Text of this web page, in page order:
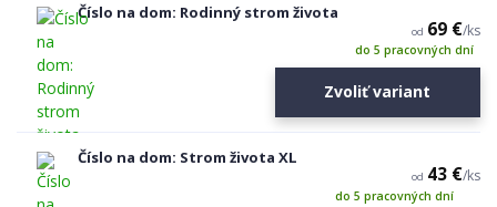
Číslo na dom: Rodinný strom života
od 69 €/ks
do 5 pracovných dní
Zvoliť variant
Číslo na dom: Strom života XL
od 43 €/ks
do 5 pracovných dní